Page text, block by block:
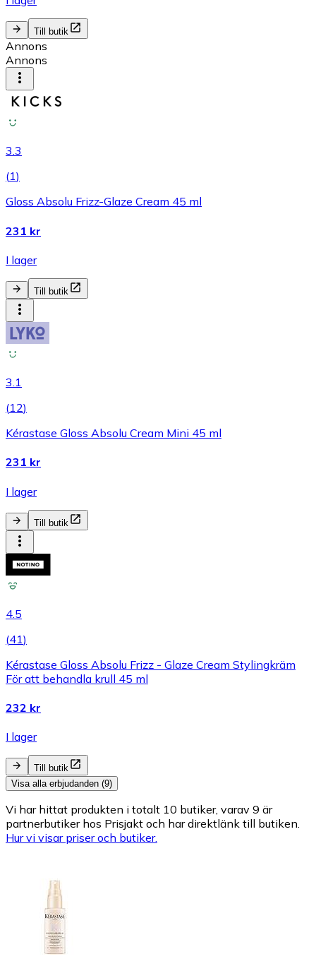
Till butik
Annons
Annons
3.3
(1)
Gloss Absolu Frizz-Glaze Cream 45 ml
231 kr
I lager
Till butik
3.1
(12)
Kérastase Gloss Absolu Cream Mini 45 ml
231 kr
I lager
Till butik
4.5
(41)
Kérastase Gloss Absolu Frizz - Glaze Cream Stylingkräm
För att behandla krull 45 ml
232 kr
I lager
Till butik
Visa alla erbjudanden (9)
Vi har hittat produkten i totalt 10 butiker, varav 9 är
partnerbutiker hos Prisjakt och har direktlänk till butiken.
Hur vi visar priser och butiker.